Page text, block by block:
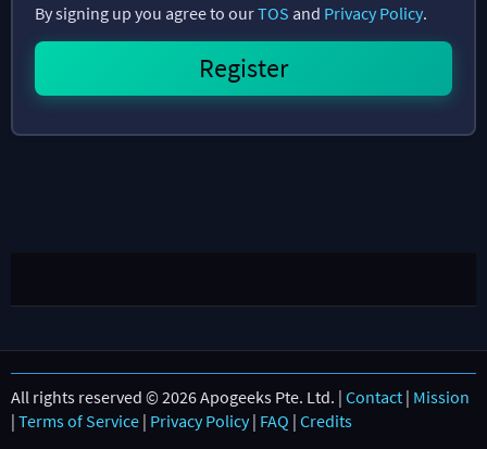
By signing up you agree to ourTOS and Privacy Policy.
All rights reserved © 2026 Apogeeks Pte. Ltd. | Contact | Mission
| Terms of Service | Privacy Policy| FAQ | Credits